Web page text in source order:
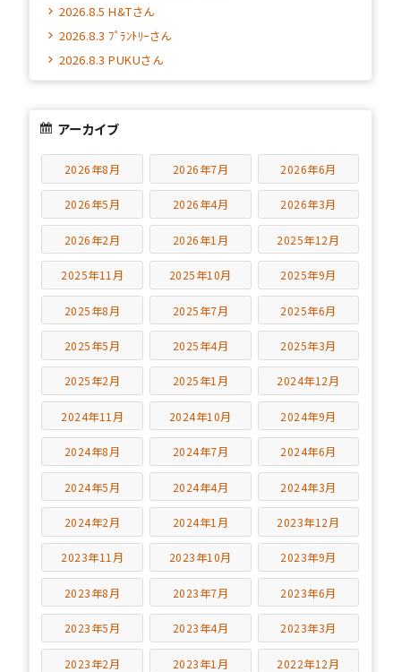
2026.8.5 H&Tさん
2026.8.3 ﾌﾟﾗﾝﾄﾘｰさん
2026.8.3 PUKUさん
アーカイブ
2026年8月 2026年7月 2026年6月
2026年5月 2026年4月 2026年3月
2026年2月 2026年1月 2025年12月
2025年11月 2025年10月 2025年9月
2025年8月 2025年7月 2025年6月
2025年5月 2025年4月 2025年3月
2025年2月 2025年1月 2024年12月
2024年11月 2024年10月 2024年9月
2024年8月 2024年7月 2024年6月
2024年5月 2024年4月 2024年3月
2024年2月 2024年1月 2023年12月
2023年11月 2023年10月 2023年9月
2023年8月 2023年7月 2023年6月
2023年5月 2023年4月 2023年3月
2023年2月 2023年1月 2022年12月